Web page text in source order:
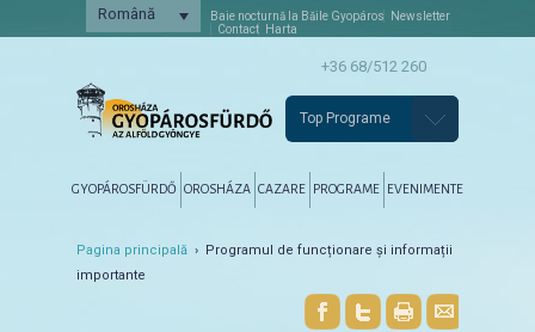
Română Baie nocturnă la Băile Gyopáros
Newsletter
Contact
Harta
+36 68/512 260
Top Programe
Tovább az elsődleges tartalomra
Tovább a másodlagos tartalomra
GYOPÁROSFÜRDŐ OROSHÁZA CAZARE PROGRAME EVENIMENTE
Pagina principală › Programul de funcționare și informații
importante